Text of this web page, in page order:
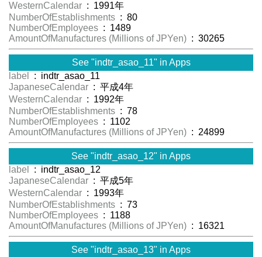
WesternCalendar : 1991年
NumberOfEstablishments : 80
NumberOfEmployees : 1489
AmountOfManufactures (Millions of JPYen) : 30265
See "indtr_asao_11" in Apps
label
: indtr_asao_11
JapaneseCalendar : 平成4年
WesternCalendar : 1992年
NumberOfEstablishments : 78
NumberOfEmployees : 1102
AmountOfManufactures (Millions of JPYen) : 24899
See "indtr_asao_12" in Apps
label
: indtr_asao_12
JapaneseCalendar : 平成5年
WesternCalendar : 1993年
NumberOfEstablishments : 73
NumberOfEmployees : 1188
AmountOfManufactures (Millions of JPYen) : 16321
See "indtr_asao_13" in Apps